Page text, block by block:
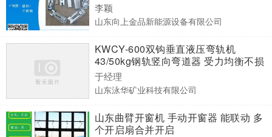
李颖
山东向上金品新能源设备有限公司
KWCY-600双钩垂直液压弯轨机
43/50kg钢轨竖向弯道器 受力均衡不损
伤钢轨
于经理
山东泳华矿业科技有限公司
山东曲臂开窗机 手动开窗器 能联动 多
个开启扇合并开启